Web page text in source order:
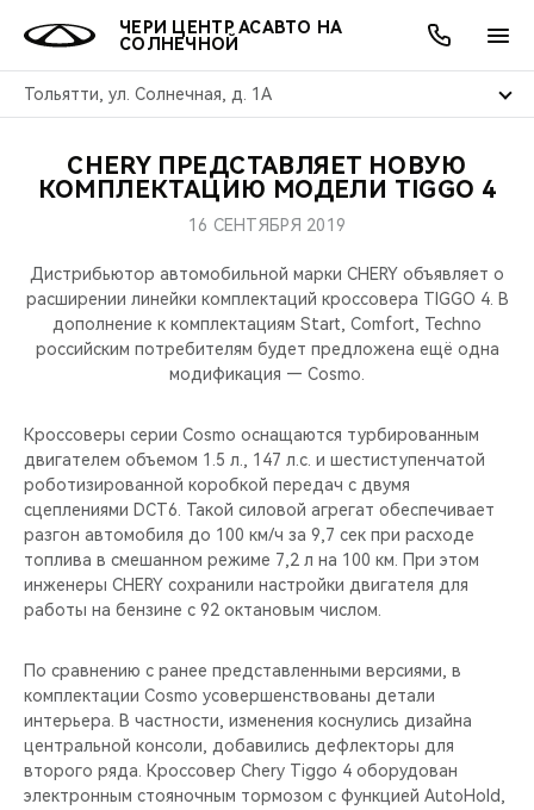
ЧЕРИ ЦЕНТР АСАВТО НА
СОЛНЕЧНОЙ
Тольятти, ул. Солнечная, д. 1А
МОДЕЛИ
КРОССОВЕРЫ
НОВИНКИ
ПОКУПАТЕЛЯМ
КРЕДИТ И СТРАХОВАНИЕ
ВЛАДЕЛЬЦАМ
ЗАПЧАСТИ И АКСЕССУАРЫ
ПОДДЕРЖКА
МИР CHERY
О БРЕНДЕ
CHERY В СОЦСЕТЯХ
БЛАГОТВОРИТЕЛЬНОСТЬ
CHERY REMOTE
CHERY И СПОРТ
ВИДЕООБЗОРЫ
CHERY ДЛЯ ДЕТЕЙ
АКЦИИ
ОНЛАЙН СЕРВИСЫ
КРЕДИТ
О КОМПАНИИ
МЫ В СОЦСЕТЯХ
CHERY ПРЕДСТАВЛЯЕТ НОВУЮ
КОМПЛЕКТАЦИЮ МОДЕЛИ TIGGO 4
16 СЕНТЯБРЯ 2019
Дистрибьютор автомобильной марки CHERY объявляет о
расширении линейки комплектаций кроссовера TIGGO 4. В
дополнение к комплектациям Start, Comfort, Techno
российским потребителям будет предложена ещё одна
модификация — Cosmo.
Кроссоверы серии Cosmo оснащаются турбированным
двигателем объемом 1.5 л., 147 л.с. и шестиступенчатой
роботизированной коробкой передач с двумя
сцеплениями DCT6. Такой силовой агрегат обеспечивает
разгон автомобиля до 100 км/ч за 9,7 сек при расходе
топлива в смешанном режиме 7,2 л на 100 км. При этом
инженеры CHERY сохранили настройки двигателя для
работы на бензине с 92 октановым числом.
По сравнению с ранее представленными версиями, в
комплектации Cosmo усовершенствованы детали
интерьера. В частности, изменения коснулись дизайна
центральной консоли, добавились дефлекторы для
второго ряда. Кроссовер Chery Tiggo 4 оборудован
электронным стояночным тормозом с функцией AutoHold,